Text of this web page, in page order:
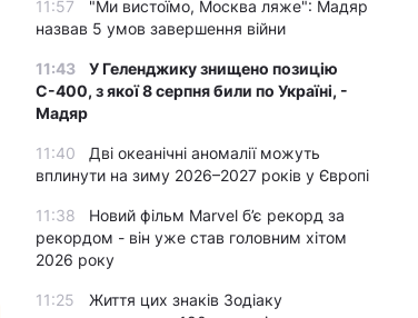
11:57
"Ми вистоїмо, Москва ляже": Мадяр
назвав 5 умов завершення війни
11:43
У Геленджику знищено позицію
С-400, з якої 8 серпня били по Україні, -
Мадяр
11:40
Дві океанічні аномалії можуть
вплинути на зиму 2026–2027 років у Європі
11:38
Новий фільм Marvel б’є рекорд за
рекордом - він уже став головним хітом
2026 року
11:25
Життя цих знаків Зодіаку